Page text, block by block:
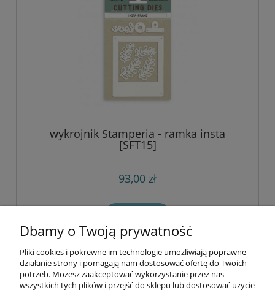
wykrojnik Stamperia - ramka insta
[SFT15]
93,00 zł
Informacje
Dbamy o Twoją prywatność
Pliki cookies i pokrewne im technologie umożliwiają poprawne
działanie strony i pomagają nam dostosować ofertę do Twoich
potrzeb. Możesz zaakceptować wykorzystanie przez nas
wszystkich tych plików i przejść do sklepu lub dostosować użycie